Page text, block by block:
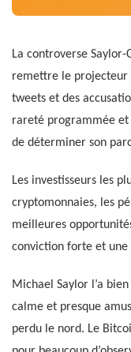
La controverse
remettre le projecteur
tweets et des
rareté programmée et
de déterminer son
Les investisseurs les
cryptomonnaies, les
meilleures
conviction forte et une
Michael Saylor l’a
calme et presque
perdu le nord. Le